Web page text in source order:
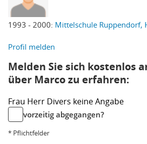
1993 - 2000: Mittelschule Ruppendorf,
Profil melden
Melden Sie sich kostenlos
über Marco zu erfahren:
Frau Herr Divers keine Angabe
vorzeitig abgegangen?
* Pflichtfelder